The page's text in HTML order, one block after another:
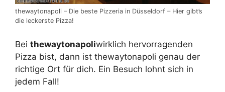
thewaytonapoli – Die beste Pizzeria in Düsseldorf – Hier gibt’s
die leckerste Pizza!
Bei thewaytonapoliwirklich hervorragenden
Pizza bist, dann ist thewaytonapoli genau der
richtige Ort für dich. Ein Besuch lohnt sich in
jedem Fall!